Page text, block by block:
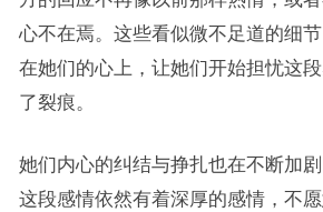
心不在焉。这些看似微不足道的细
在她们的心上，让她们开始担忧这
了裂痕。
她们内心的纠结与挣扎也在不断加
这段感情依然有着深厚的感情，不